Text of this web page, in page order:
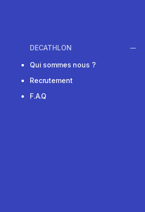
DECATHLON
Qui sommes nous ?
Recrutement
F.A.Q